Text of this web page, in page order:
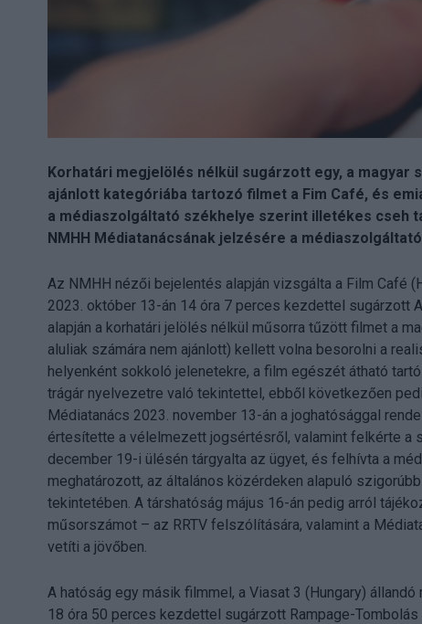
Korhatári megjelölés nélkül sugárzott egy, a magyar
ajánlott kategóriába tartozó filmet a Fim Café, és
a médiaszolgáltató székhelye szerint illetékes cseh
NMHH Médiatanácsának jelzésére a
Az NMHH nézői bejelentés alapján vizsgálta a Film Café
2023. október 13-án 14 óra 7 perces kezdettel sugárzott
alapján a korhatári jelölés nélkül műsorra tűzött filmet a
aluliak számára nem ajánlott) kellett volna besorolni a
helyenként sokkoló jelenetekre, a film egészét átható
trágár nyelvezetre való tekintettel, ebből következően
Médiatanács 2023. november 13-án a joghatósággal
értesítette a vélelmezett jogsértésről, valamint felkérte a
december 19-i ülésén tárgyalta az ügyet, és felhívta a
meghatározott, az általános közérdeken alapuló
tekintetében. A társhatóság május 16-án pedig arról
műsorszámot – az RRTV felszólítására, valamint a
vetíti a jövőben.
A hatóság egy másik filmmel, a Viasat 3 (Hungary)
18 óra 50 perces kezdettel sugárzott Rampage-